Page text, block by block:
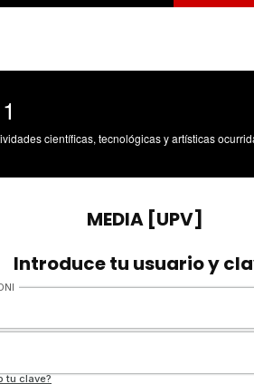
científicas, tecnológicas y artísticas